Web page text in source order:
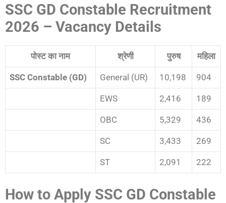
SSC GD Constable Recruitment
2026 – Vacancy Details
पोस्ट का नाम श्रेणी पुरुष महिला
SSC Constable (GD) General (UR) 10,198 904
EWS 2,416 189
OBC 5,329 436
SC 3,433 269
ST 2,091 222
How to Apply SSC GD Constable